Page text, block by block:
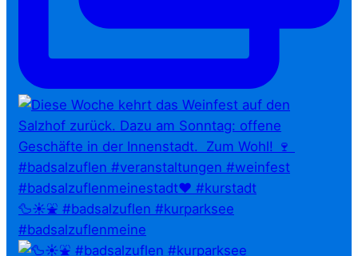
🦆☀️⛲ #badsalzuflen #kurparksee
#badsalzuflenmeine